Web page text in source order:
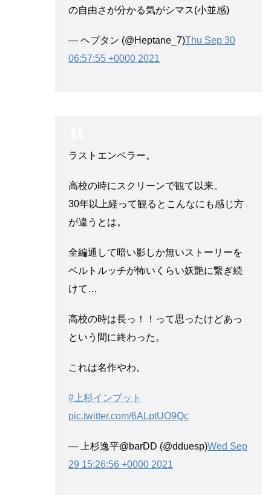
の自由さが分かる気がシマス(小並感)
— ヘプタン (@Heptane_7)Thu Sep 30
06:57:55 +0000 2021
ラストエンペラー。
高校の時にスクリーンで観て以来。
30年以上経って観るとこんなにも感じ方
が違うとは。
全編通して暗い影しか無いストーリーを
ベルトルッチが怖いくらい妖艶に繋ぎ続
けて…
高校の時は長っ！！って思ったけどあっ
という間に終わった。
これは名作やわ。
#上杉インプット
pic.twitter.com/6ALptUO9Qc
— 上杉逸平@barDD (@dduesp)Wed Sep
29 15:26:56 +0000 2021